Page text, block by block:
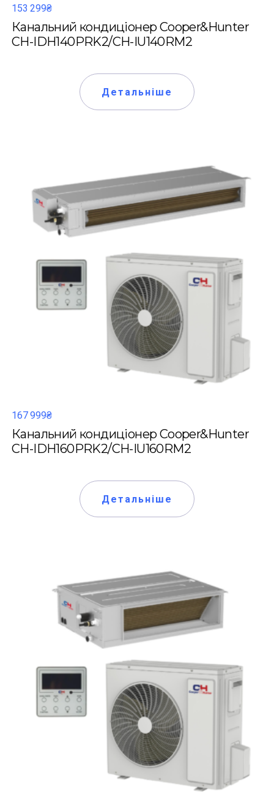
153 299₴
Канальний кондиціонер Cooper&Hunter
CH-IDH140PRK2/CH-IU140RM2
Детальніше
167 999₴
Канальний кондиціонер Cooper&Hunter
CH-IDH160PRK2/CH-IU160RM2
Детальніше